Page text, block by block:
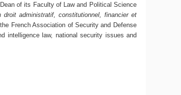
of its Faculty of Law and Political Science
administratif, constitutionnel, financier et
French Association of Security and Defense
intelligence law, national security issues and